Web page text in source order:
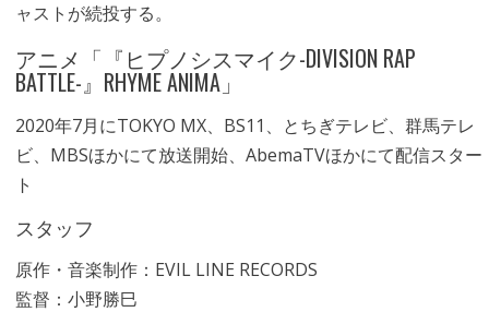
ャストが続投する。
アニメ「『ヒプノシスマイク-DIVISION RAP
BATTLE-』RHYME ANIMA」
2020年7月にTOKYO MX、BS11、とちぎテレビ、群馬テレ
ビ、MBSほかにて放送開始、AbemaTVほかにて配信スター
ト
スタッフ
原作・音楽制作：EVIL LINE RECORDS
監督：小野勝巳